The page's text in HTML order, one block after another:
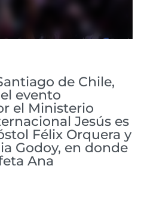
de Chile,
evento
el Ministerio
Jesús es
Félix Orquera y
Godoy, en donde
Ana